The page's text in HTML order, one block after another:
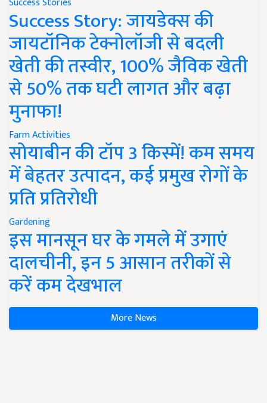
Success Story: जायडेक्स की
जायटॉनिक टेक्नोलॉजी से बदली
खेती की तस्वीर, 100% जैविक खेती
से 50% तक घटी लागत और बढ़ा
मुनाफा!
Farm Activities
सोयाबीन की टॉप 3 किस्में! कम समय
में बेहतर उत्पादन, कई प्रमुख रोगों के
प्रति प्रतिरोधी
Gardening
इस मानसून घर के गमले में उगाएं
दालचीनी, इन 5 आसान तरीकों से
करें कम देखभाल
More News